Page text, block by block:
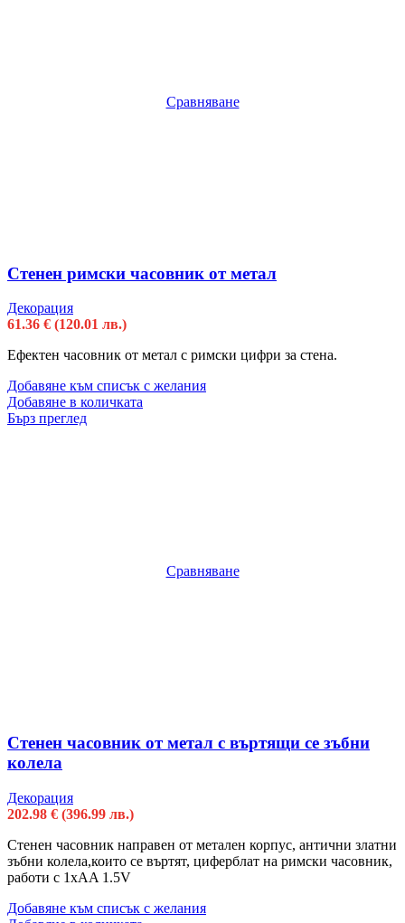
Сравняване
Стенен римски часовник от метал
Декорация
61.36 € (120.01 лв.)
Ефектен часовник от метал с римски цифри за стена.
Добавяне към списък с желания
Добавяне в количката
Бърз преглед
Сравняване
Стенен часовник от метал с въртящи се зъбни
колела
Декорация
202.98 € (396.99 лв.)
Стенен часовник направен от метален корпус, антични златни
зъбни колела,които се въртят, циферблат на римски часовник,
работи с 1xAA 1.5V
Добавяне към списък с желания